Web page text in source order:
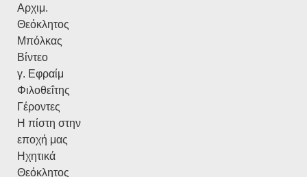
Αρχιμ.
Θεόκλητος
Μπόλκας
Βίντεο
γ. Εφραίμ
Φιλοθεΐτης
Γέροντες
Η πίστη στην
εποχή μας
Ηχητικά
Θεόκλητος